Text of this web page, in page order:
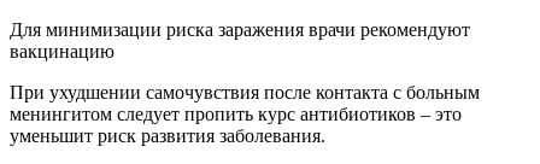
Для минимизации риска заражения врачи рекомендуют
вакцинацию
При ухудшении самочувствия после контакта с больным
менингитом следует пропить курс антибиотиков – это
уменьшит риск развития заболевания.